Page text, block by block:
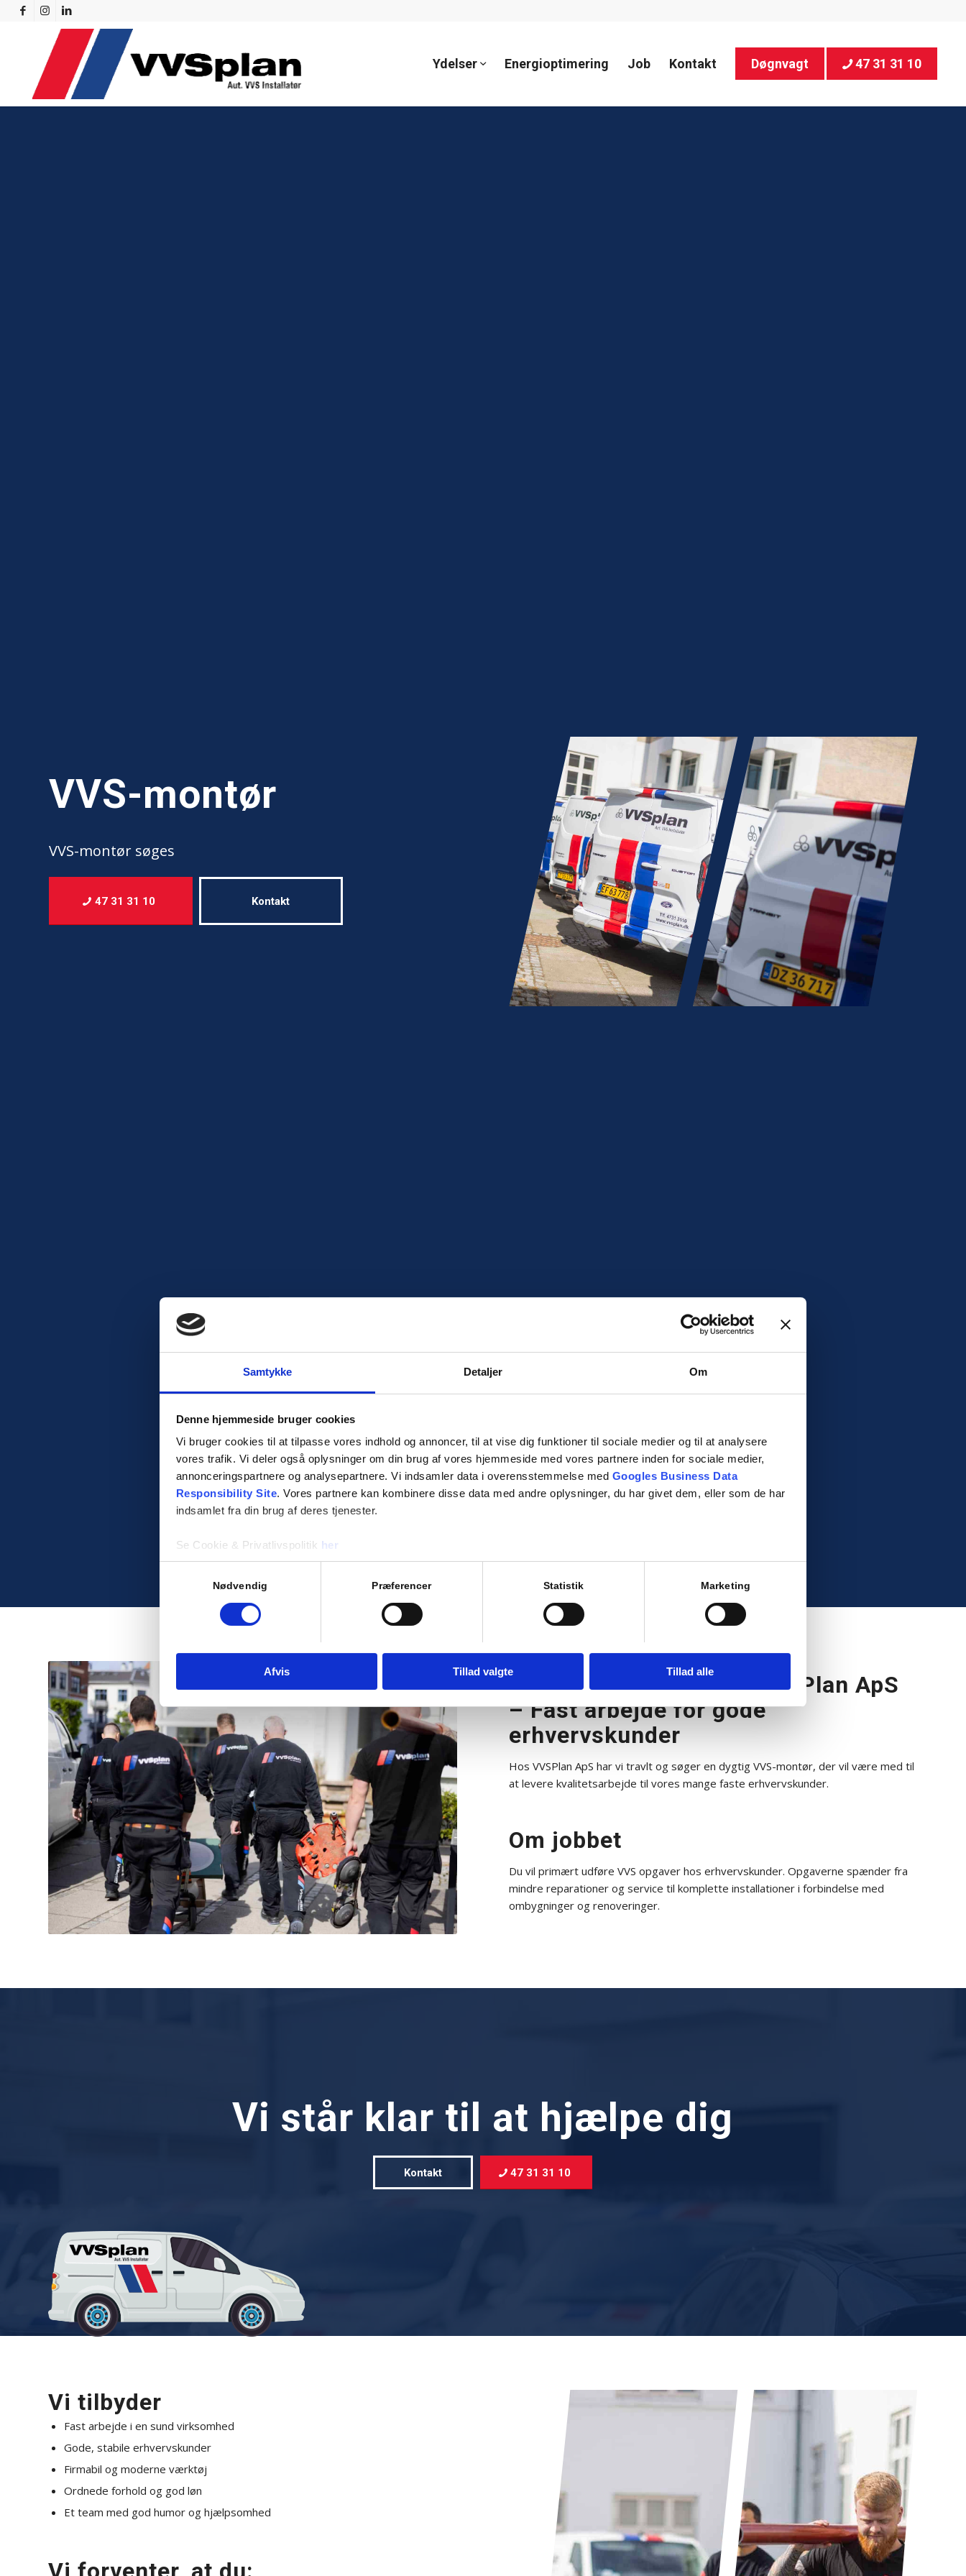
Samtykke Detaljer Om
Denne hjemmeside bruger cookies
Vi bruger cookies til at tilpasse vores indhold og annoncer, til at vise dig funktioner til sociale medier og til at analysere
vores trafik. Vi deler også oplysninger om din brug af vores hjemmeside med vores partnere inden for sociale medier,
annonceringspartnere og analysepartnere. Vi indsamler data i overensstemmelse med Googles Business Data
Responsibility Site. Vores partnere kan kombinere disse data med andre oplysninger, du har givet dem, eller som de har
indsamlet fra din brug af deres tjenester.
Se Cookie & Privatlivspolitik her
Nødvendig Præferencer Statistik Marketing
Afvis Tillad valgte Tillad alle
Ydelser Energioptimering Job Kontakt Døgnvagt 47 31 31 10
VVS-montør
VVS-montør søges
47 31 31 10 Kontakt
VVS-montør søges til VVSPlan ApS
– Fast arbejde for gode
erhvervskunder
Hos VVSPlan ApS har vi travlt og søger en dygtig VVS-montør, der vil være med til
at levere kvalitetsarbejde til vores mange faste erhvervskunder.
Om jobbet
Du vil primært udføre VVS opgaver hos erhvervskunder. Opgaverne spænder fra
mindre reparationer og service til komplette installationer i forbindelse med
ombygninger og renoveringer.
Vi står klar til at hjælpe dig
Kontakt 47 31 31 10
Vi tilbyder
Fast arbejde i en sund virksomhed
Gode, stabile erhvervskunder
Firmabil og moderne værktøj
Ordnede forhold og god løn
Et team med god humor og hjælpsomhed